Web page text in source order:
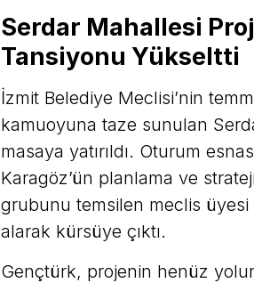
Serdar Mahallesi
Tansiyonu Yükseltti
İzmit Belediye Meclisi’nin
kamuoyuna taze sunulan
masaya yatırıldı. Oturum
Karagöz’ün planlama ve
grubunu temsilen meclis üyesi
alarak kürsüye çıktı.
Gençtürk, projenin henüz